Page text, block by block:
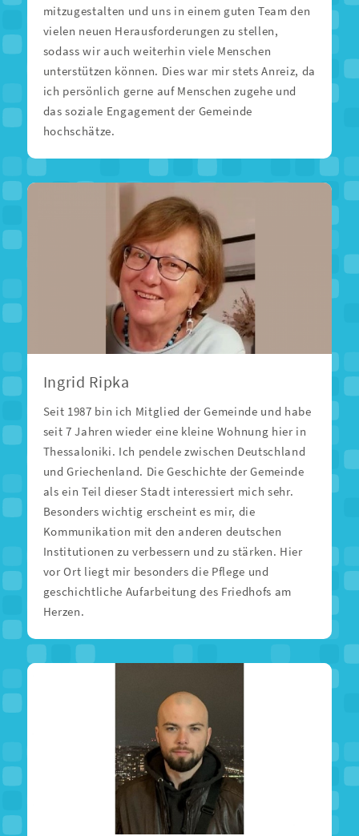
mitzugestalten und uns in einem guten Team den
vielen neuen Herausforderungen zu stellen,
sodass wir auch weiterhin viele Menschen
unterstützen können. Dies war mir stets Anreiz, da
ich persönlich gerne auf Menschen zugehe und
das soziale Engagement der Gemeinde
hochschätze.
Ingrid Ripka
Seit 1987 bin ich Mitglied der Gemeinde und habe
seit 7 Jahren wieder eine kleine Wohnung hier in
Thessaloniki. Ich pendele zwischen Deutschland
und Griechenland. Die Geschichte der Gemeinde
als ein Teil dieser Stadt interessiert mich sehr.
Besonders wichtig erscheint es mir, die
Kommunikation mit den anderen deutschen
Institutionen zu verbessern und zu stärken. Hier
vor Ort liegt mir besonders die Pflege und
geschichtliche Aufarbeitung des Friedhofs am
Herzen.